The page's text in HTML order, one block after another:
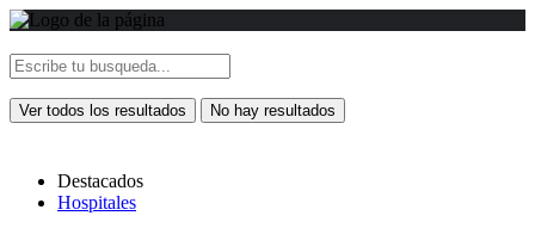
Ver todos los resultados No hay resultados
Destacados
Hospitales